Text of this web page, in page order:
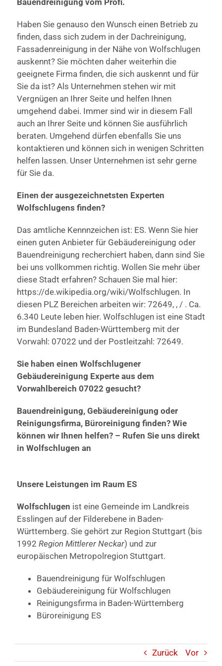
Haben Sie genauso den Wunsch einen Betrieb zu
finden, dass sich zudem in der Dachreinigung,
Fassadenreinigung in der Nähe von Wolfschlugen
auskennt? Sie möchten daher weiterhin die
geeignete Firma finden, die sich auskennt und für
Sie da ist? Als Unternehmen stehen wir mit
Vergnügen an Ihrer Seite und helfen Ihnen
umgehend dabei. Immer sind wir in diesem Fall
auch an Ihrer Seite und können Sie ausführlich
beraten. Umgehend dürfen ebenfalls Sie uns
kontaktieren und können sich in wenigen Schritten
helfen lassen. Unser Unternehmen ist sehr gerne
für Sie da.
Einen der ausgezeichnetsten Experten
Wolfschlugens finden?
Das amtliche Kennnzeichen ist: ES. Wenn Sie hier
einen guten Anbieter für Gebäudereinigung oder
Bauendreinigung recherchiert haben, dann sind Sie
bei uns vollkommen richtig. Wollen Sie mehr über
diese Stadt erfahren? Schauen Sie mal hier:
https://de.wikipedia.org/wiki/Wolfschlugen. In
diesen PLZ Bereichen arbeiten wir: 72649, , / . Ca.
6.340 Leute leben hier. Wolfschlugen ist eine Stadt
im Bundesland Baden-Württemberg mit der
Vorwahl: 07022 und der Postleitzahl: 72649.
Sie haben einen Wolfschlugener
Gebäudereinigung Experte aus dem
Vorwahlbereich 07022 gesucht?
Bauendreinigung, Gebäudereinigung oder
Reinigungsfirma, Büroreinigung finden? Wie
können wir Ihnen helfen? – Rufen Sie uns direkt
in Wolfschlugen an
Unsere Leistungen im Raum ES
Wolfschlugen ist eine Gemeinde im Landkreis
Esslingen auf der Filderebene in Baden-
Württemberg. Sie gehört zur Region Stuttgart (bis
1992 Region Mittlerer Neckar) und zur
europäischen Metropolregion Stuttgart.
Bauendreinigung für Wolfschlugen
Gebäudereinigung für Wolfschlugen
Reinigungsfirma in Baden-Württemberg
Büroreinigung ES
Zurück Vor